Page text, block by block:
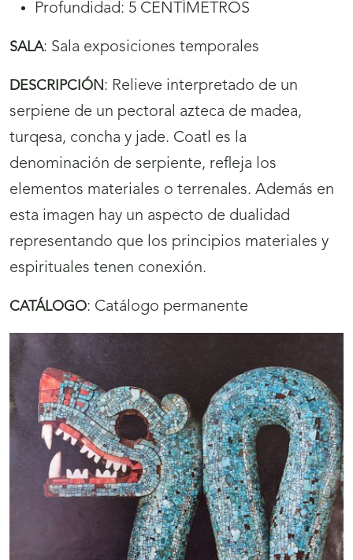
Profundidad: 5 CENTÍMETROS
SALA: Sala exposiciones temporales
DESCRIPCIÓN: Relieve interpretado de un
serpiene de un pectoral azteca de madea,
turqesa, concha y jade. Coatl es la
denominación de serpiente, refleja los
elementos materiales o terrenales. Además en
esta imagen hay un aspecto de dualidad
representando que los principios materiales y
espirituales tenen conexión.
CATÁLOGO: Catálogo permanente